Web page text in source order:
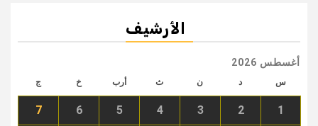
الأرشيف
أغسطس 2026
س د ن ث أرب خ ج
1
2
3
4
5
6
7